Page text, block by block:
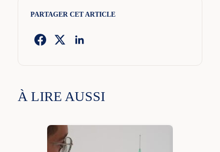
PARTAGER CET ARTICLE
À LIRE AUSSI